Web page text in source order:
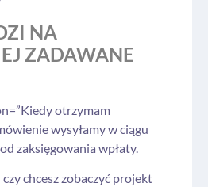
NA
ZADAWANE
otrzymam
wysyłamy w ciągu
zaksięgowania wpłaty.
chcesz zobaczyć projekt